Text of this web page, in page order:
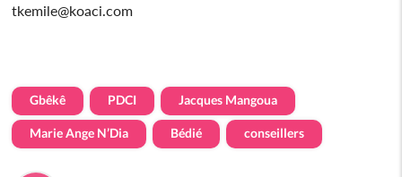
tkemile@koaci.com
Gbêkê PDCI Jacques Mangoua
Marie Ange N’Dia Bédié conseillers